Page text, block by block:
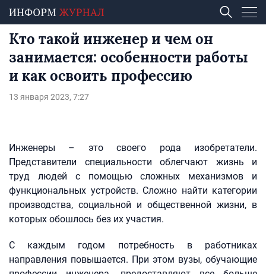
Кто такой инженер и чем он
занимается: особенности работы
и как освоить профессию
13 января 2023, 7:27
Инженеры – это своего рода изобретатели.
Представители специальности облегчают жизнь и
труд людей с помощью сложных механизмов и
функциональных устройств. Сложно найти категории
производства, социальной и общественной жизни, в
которых обошлось без их участия.
С каждым годом потребность в работниках
направления повышается. При этом вузы, обучающие